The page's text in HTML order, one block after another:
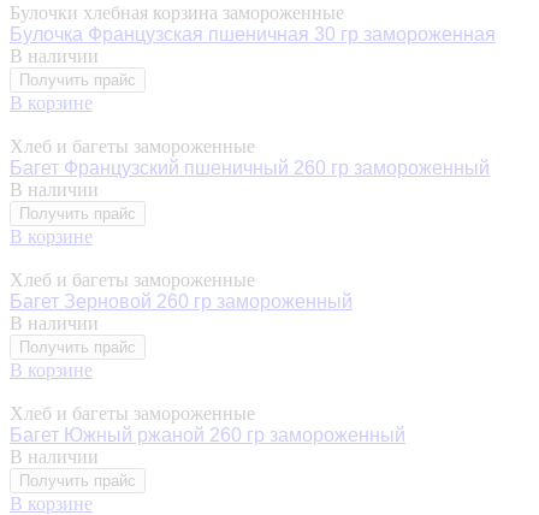
Булочки хлебная корзина замороженные
Булочка Французская пшеничная 30 гр замороженная
В наличии
Получить прайс
В корзине
Хлеб и багеты замороженные
Багет Французский пшеничный 260 гр замороженный
В наличии
Получить прайс
В корзине
Хлеб и багеты замороженные
Багет Зерновой 260 гр замороженный
В наличии
Получить прайс
В корзине
Хлеб и багеты замороженные
Багет Южный ржаной 260 гр замороженный
В наличии
Получить прайс
В корзине